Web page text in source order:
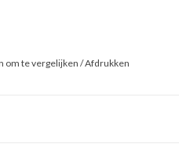
om te vergelijken /Afdrukken